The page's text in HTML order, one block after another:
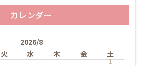
カレンダー
2026/8
火 水 木 金 土
1